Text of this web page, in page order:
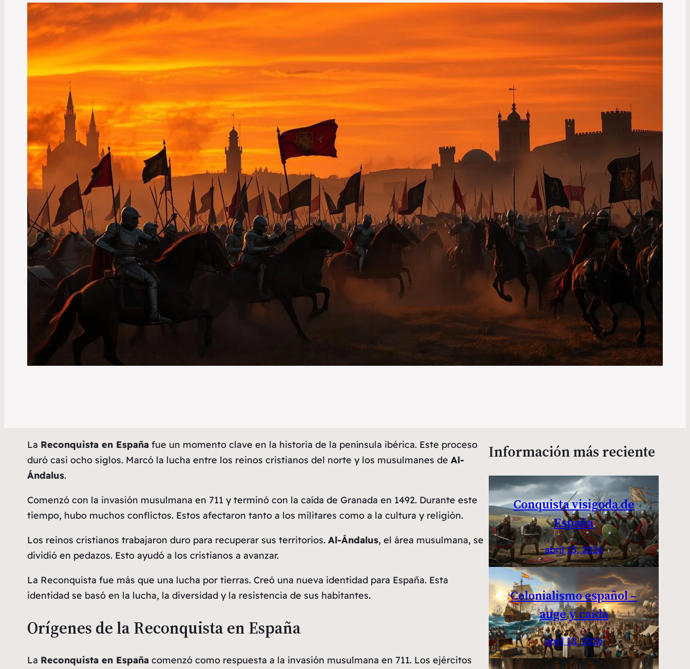
La Reconquista en Españafue un momento clave en la historia de la península ibérica. Este proceso
duró casi ocho siglos. Marcó la lucha entre los reinos cristianos del norte y los musulmanes de Al-
Ándalus.
Comenzó con la invasión musulmana en 711 y terminó con la caída de Granada en 1492. Durante este
tiempo, hubo muchos conflictos. Estos afectaron tanto a los militares como a la cultura y religión.
Los reinos cristianos trabajaron duro para recuperar sus territorios. Al-Ándalus, el área musulmana, se
dividió en pedazos. Esto ayudó a los cristianos a avanzar.
La Reconquista fue más que una lucha por tierras. Creó una nueva identidad para España. Esta
identidad se basó en la lucha, la diversidad y la resistencia de sus habitantes.
Orígenes de la Reconquista en España
La Reconquista en Españacomenzó como respuesta a la invasión musulmana en 711. Los ejércitos
Información más reciente
Conquista visigoda de
España
abril 15, 2026
Colonialismo español –
auge y caída
abril 13, 2026